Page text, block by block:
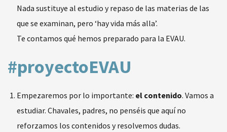
Nada sustituye al estudio y repaso de las materias de las
que se examinan, pero ‘hay vida más alla’.
Te contamos qué hemos preparado para la EVAU.
#proyectoEVAU
Empezaremos por lo importante: el contenido. Vamos a
estudiar. Chavales, padres, no penséis que aquí no
reforzamos los contenidos y resolvemos dudas.